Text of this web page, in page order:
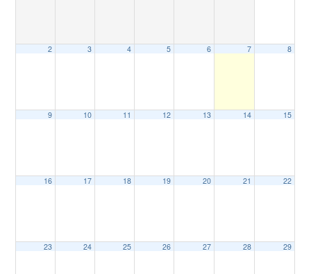
2 3 4 5 6 7 8
9 10 11 12 13 14 15
16 17 18 19 20 21 22
23 24 25 26 27 28 29